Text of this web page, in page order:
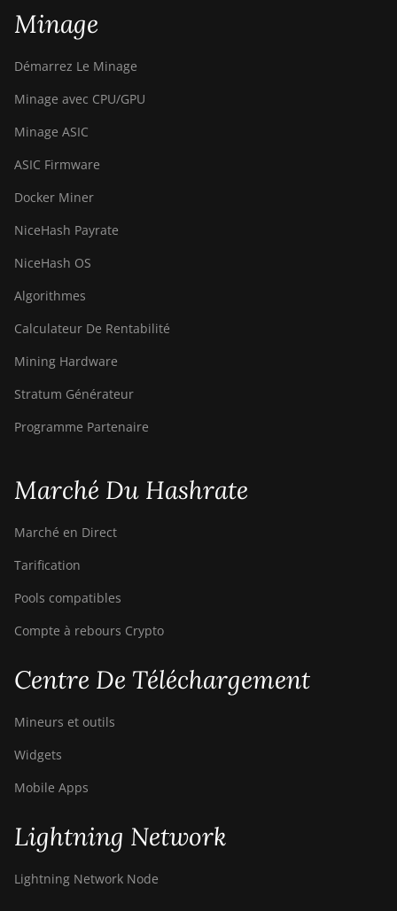
Minage
Démarrez Le Minage
Minage avec CPU/GPU
Minage ASIC
ASIC Firmware
Docker Miner
NiceHash Payrate
NiceHash OS
Algorithmes
Calculateur De Rentabilité
Mining Hardware
Stratum Générateur
Programme Partenaire
Marché Du Hashrate
Marché en Direct
Tarification
Pools compatibles
Compte à rebours Crypto
Centre De Téléchargement
Mineurs et outils
Widgets
Mobile Apps
Lightning Network
Lightning Network Node